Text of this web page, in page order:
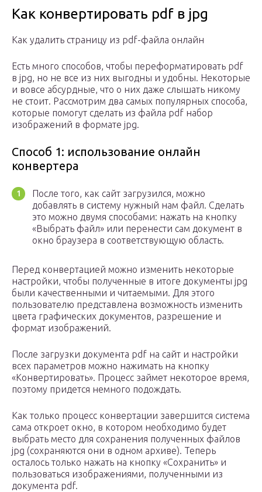
Как конвертировать pdf в jpg
Как удалить страницу из pdf-файла онлайн
Есть много способов, чтобы переформатировать pdf
в jpg, но не все из них выгодны и удобны. Некоторые
и вовсе абсурдные, что о них даже слышать никому
не стоит. Рассмотрим два самых популярных способа,
которые помогут сделать из файла pdf набор
изображений в формате jpg.
Способ 1: использование онлайн
конвертера
После того, как сайт загрузился, можно
добавлять в систему нужный нам файл. Сделать
это можно двумя способами: нажать на кнопку
«Выбрать файл» или перенести сам документ в
окно браузера в соответствующую область.
Перед конвертацией можно изменить некоторые
настройки, чтобы полученные в итоге документы jpg
были качественными и читаемыми. Для этого
пользователю представлена возможность изменить
цвета графических документов, разрешение и
формат изображений.
После загрузки документа pdf на сайт и настройки
всех параметров можно нажимать на кнопку
«Конвертировать». Процесс займет некоторое время,
поэтому придется немного подождать.
Как только процесс конвертации завершится система
сама откроет окно, в котором необходимо будет
выбрать место для сохранения полученных файлов
jpg (сохраняются они в одном архиве). Теперь
осталось только нажать на кнопку «Сохранить» и
пользоваться изображениями, полученными из
документа pdf.